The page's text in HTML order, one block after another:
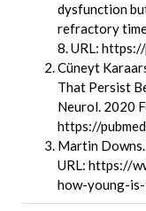
dysfunction
refractory
8. URL:
Cüneyt
That Persist
Neurol. 2020
https://
Martin Downs.
URL: https://
how-young-